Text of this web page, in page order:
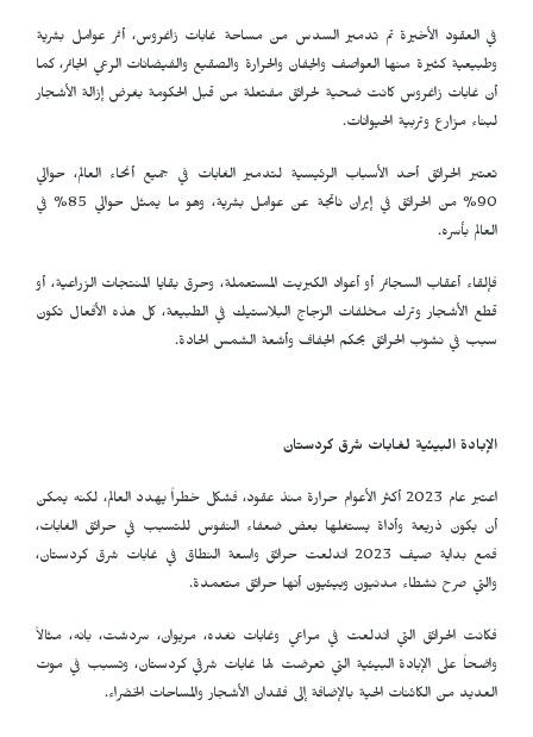
في العقود الأخيرة تم تدمير السدس من مساحة غابات زاغروس، أثر عوامل بشرية
وطبيعية كثيرة منها العواصف والجفان والحرارة والصقيع والفيضانات الرعي الجائر، كما
أن غابات زاغروس كانت ضحية لحرائق مفتعلة من قبل الحكومة بغرض إزالة الأشجار
لبناء مزارع وتربية الحيوانات.
تعتبر الحرائق أحد الأسباب الرئيسية لتدمير الغابات في جميع أنحاء العالم، حوالي
90% من الحرائق في إيران ناتجة عن عوامل بشرية، وهو ما يمثل حوالي 85% في
العالم بأسره.
فإلقاء أعقاب السجائر أو أعواد الكبريت المستعملة، وحرق بقايا المنتجات الزراعية، أو
قطع الأشجار وترك مخلفات الزجاج البلاستيك في الطبيعة، كل هذه الأفعال تكون
سبب في نشوب الحرائق بحكم الجفاف وأشعة الشمس الحادة.
الإبادة البيئية لغابات شرق كردستان
اعتبر عام 2023 أكثر الأعوام حرارة منذ عقود، فشكل خطراً يهدد العالم، لكنه يمكن
أن يكون ذريعة وأداة يستغلها بعض ضعفاء النفوس للتسبب في حرائق الغابات،
فمع بداية صيف 2023 اندلعت حرائق واسعة النطاق في غابات شرق كردستان،
والتي صرح نشطاء مدنيون وبيئيون أنها حرائق متعمدة.
فكانت الحرائق التي اندلعت في مراعي وغابات نغده، مریوان، سردشت‌، بانه، مثالاً
واضحاً على الإبادة البيئية التي تعرضت لها غابات شرقي كردستان، وتسبب في موت
العديد من الكائنات الحية بالإضافة إلى فقدان الأشجار والمساحات الخضراء.